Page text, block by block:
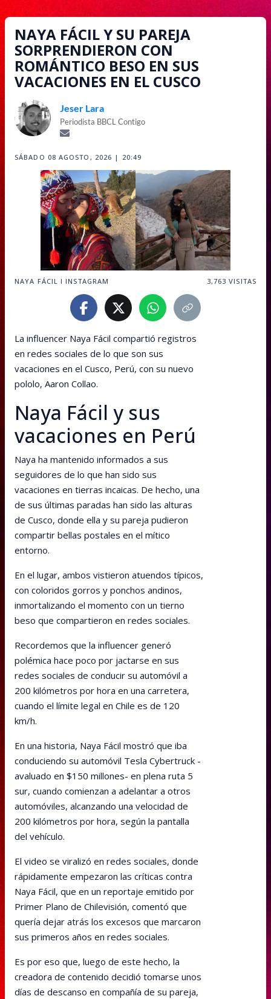
NAYA FÁCIL Y SU PAREJA
SORPRENDIERON CON
ROMÁNTICO BESO EN SUS
VACACIONES EN EL CUSCO
Jeser Lara
Periodista BBCL Contigo
SÁBADO 08 AGOSTO, 2026 | 20:49
NAYA FÁCIL I INSTAGRAM 3,763 VISITAS
La influencer Naya Fácil compartió registros
en redes sociales de lo que son sus
vacaciones en el Cusco, Perú, con su nuevo
pololo, Aaron Collao.
Naya Fácil y sus
vacaciones en Perú
Naya ha mantenido informados a sus
seguidores de lo que han sido sus
vacaciones en tierras incaicas. De hecho, una
de sus últimas paradas han sido las alturas
de Cusco, donde ella y su pareja pudieron
compartir bellas postales en el mítico
entorno.
En el lugar, ambos vistieron atuendos típicos,
con coloridos gorros y ponchos andinos,
inmortalizando el momento con un tierno
beso que compartieron en redes sociales.
Recordemos que la influencer generó
polémica hace poco por jactarse en sus
redes sociales de conducir su automóvil a
200 kilómetros por hora en una carretera,
cuando el límite legal en Chile es de 120
km/h.
En una historia, Naya Fácil mostró que iba
conduciendo su automóvil Tesla Cybertruck -
avaluado en $150 millones- en plena ruta 5
sur, cuando comienzan a adelantar a otros
automóviles, alcanzando una velocidad de
200 kilómetros por hora, según la pantalla
del vehículo.
El video se viralizó en redes sociales, donde
rápidamente empezaron las críticas contra
Naya Fácil, que en un reportaje emitido por
Primer Plano de Chilevisión, comentó que
quería dejar atrás los excesos que marcaron
sus primeros años en redes sociales.
Es por eso que, luego de este hecho, la
creadora de contenido decidió tomarse unos
días de descanso en compañía de su pareja,